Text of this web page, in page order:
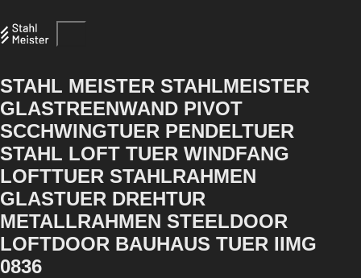
STAHL MEISTER STAHLMEISTER
GLASTREENWAND PIVOT
SCCHWINGTUER PENDELTUER
STAHL LOFT TUER WINDFANG
LOFTTUER STAHLRAHMEN
GLASTUER DREHTUR
METALLRAHMEN STEELDOOR
LOFTDOOR BAUHAUS TUER IIMG
0836